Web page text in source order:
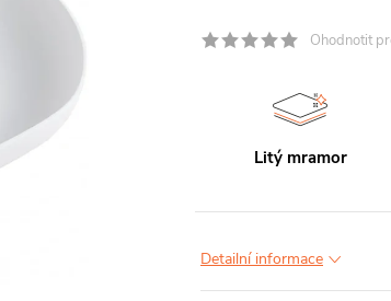
Ohodnotit
Litý mramor
Detailní informace